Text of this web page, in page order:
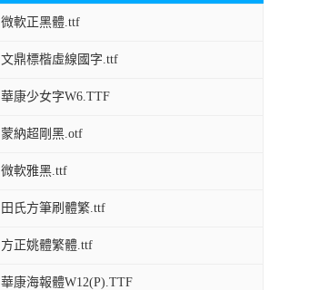
微軟正黑體.ttf
文鼎標楷虛線國字.ttf
華康少女字W6.TTF
蒙納超剛黑.otf
微軟雅黑.ttf
田氏方筆刷體繁.ttf
方正姚體繁體.ttf
華康海報體W12(P).TTF